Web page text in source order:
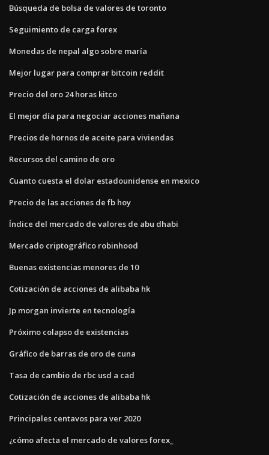
Búsqueda de bolsa de valores de toronto
Seguimiento de carga forex
Monedas de nepal algo sobre maría
Mejor lugar para comprar bitcoin reddit
Precio del oro 24 horas kitco
El mejor día para negociar acciones mañana
Precios de hornos de aceite para viviendas
Recursos del camino de oro
Cuanto cuesta el dolar estadounidense en mexico
Precio de las acciones de fb hoy
Índice del mercado de valores de abu dhabi
Mercado criptográfico robinhood
Buenas existencias menores de 10
Cotización de acciones de alibaba hk
Jp morgan invierte en tecnología
Próximo colapso de existencias
Gráfico de barras de oro de cuna
Tasa de cambio de rbc usd a cad
Cotización de acciones de alibaba hk
Principales centavos para ver 2020
¿cómo afecta el mercado de valores forex_